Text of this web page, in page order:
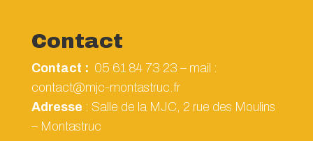
Contact
Contact : 05 61 84 73 23 – mail :
contact@mjc-montastruc.fr
Adresse : Salle de la MJC, 2 rue des Moulins
– Montastruc